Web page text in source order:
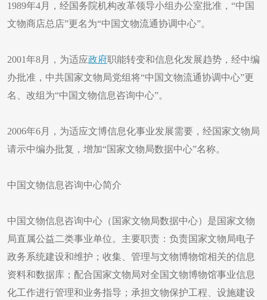
1989年4月，经国务院机构改革领导小组办公室批准，“中国
文物商店总店”更名为“中国文物流通协调中心”。
2001年8月，为适应政府职能转变和信息化发展趋势，经中编
办批准，中共国家文物局党组将“中国文物流通协调中心”更
名、改组为“中国文物信息咨询中心”。
2006年6月，为适应文博信息化事业发展需要，经国家文物局
请示中编办批复，增加“国家文物局数据中心”名称。
中国文物信息咨询中心简介
中国文物信息咨询中心（国家文物局数据中心）是国家文物
局直属公益二类事业单位。主要职责：负责国家文物局电子
政务系统建设和维护；收集、管理与文物博物馆相关的信息
资料和数据库；配合国家文物局对全国文物博物馆事业信息
化工作进行管理和业务指导；承担文物保护工程、设施建设